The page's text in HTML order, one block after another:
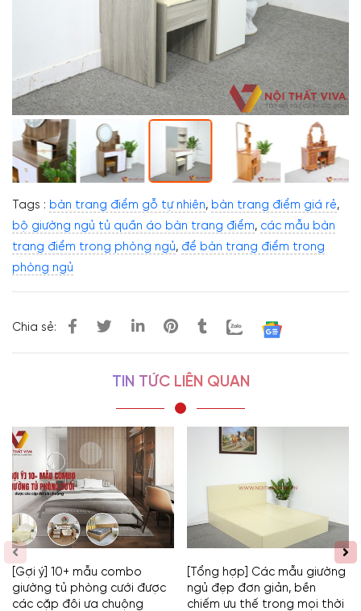
Tags : bàn trang điểm gỗ tự nhiên, bàn trang điểm giá rẻ,
bộ giường ngủ tủ quần áo bàn trang điểm, các mẫu bàn
trang điểm trong phòng ngủ, để bàn trang điểm trong
phòng ngủ
Chia sẻ:
TIN TỨC LIÊN QUAN
[Gợi ý] 10+ mẫu combo
giường tủ phòng cưới được
các cặp đôi ưa chuộng
[Tổng hợp] Các mẫu giường
ngủ đẹp đơn giản, bền
chiếm ưu thế trong mọi thời